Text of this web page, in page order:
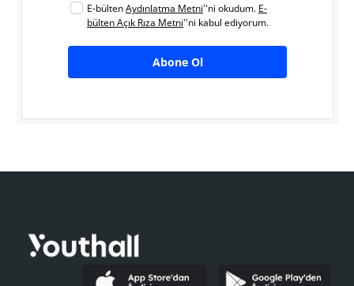
E-bültenAydınlatma Metni''ni okudum. E-
bülten Açık Rıza Metni''ni kabul ediyorum.
Abone Ol